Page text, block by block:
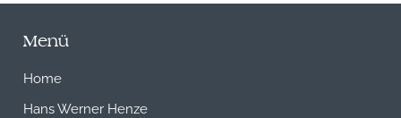
Menü
Home
Hans Werner Henze